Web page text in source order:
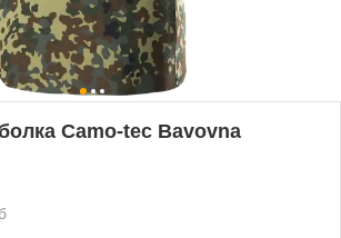
Camo-tec Bavovna